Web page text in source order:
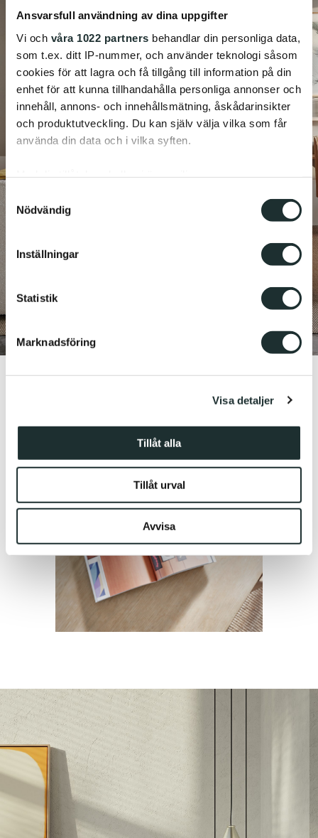
Ansvarsfull användning av dina uppgifter
Vi och våra 1022 partners behandlar din personliga data,
som t.ex. ditt IP-nummer, och använder teknologi såsom
cookies för att lagra och få tillgång till information på din
enhet för att kunna tillhandahålla personliga annonser och
innehåll, annons- och innehållsmätning, åskådarinsikter
och produktutveckling. Du kan själv välja vilka som får
använda din data och i vilka syften.
som kan ha en noggrannhet på upp till flera meter
Du kan ändra eller dra tillbaka ditt samtycke när som
Vi använder enhetsidentifierare för att anpassa innehållet
vidarebefordrar även sådana identifierare och annan
annons- och analysföretag som vi samarbetar med.
information som du har tillhandahållit eller som de har
samlat in när du har använt deras tjänster.
Nödvändig
Inställningar
Statistik
Marknadsföring
Visa detaljer
Tillåt alla
Tillåt urval
Avvisa